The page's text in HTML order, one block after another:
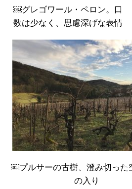
￼グレゴワール・ペロン。口
数は少なく、思慮深げな表情
￼プルサーの古樹、澄み切った
の入り